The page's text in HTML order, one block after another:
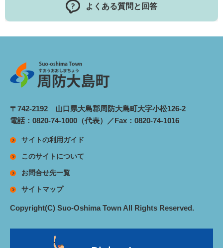
よくある質問と回答
〒742-2192 山口県大島郡周防大島町大字小松126-2
電話：0820-74-1000（代表）／Fax：0820-74-1016
サイトの利用ガイド
このサイトについて
お問合せ先一覧
サイトマップ
Copyright(C) Suo-Oshima Town All Rights Reserved.